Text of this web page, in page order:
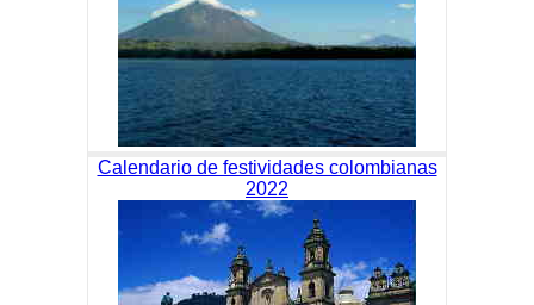
Calendario de festividades colombianas
2022